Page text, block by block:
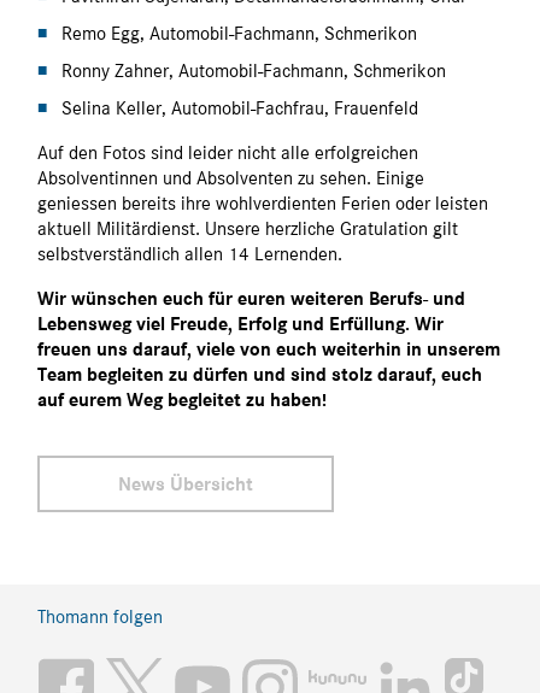
Remo Egg, Automobil-Fachmann, Schmerikon
Ronny Zahner, Automobil-Fachmann, Schmerikon
Selina Keller, Automobil-Fachfrau, Frauenfeld
Auf den Fotos sind leider nicht alle erfolgreichen
Absolventinnen und Absolventen zu sehen. Einige
geniessen bereits ihre wohlverdienten Ferien oder leisten
aktuell Militärdienst. Unsere herzliche Gratulation gilt
selbstverständlich allen 14 Lernenden.
Wir wünschen euch für euren weiteren Berufs- und
Lebensweg viel Freude, Erfolg und Erfüllung. Wir
freuen uns darauf, viele von euch weiterhin in unserem
Team begleiten zu dürfen und sind stolz darauf, euch
auf eurem Weg begleitet zu haben!
News Übersicht
Thomann folgen